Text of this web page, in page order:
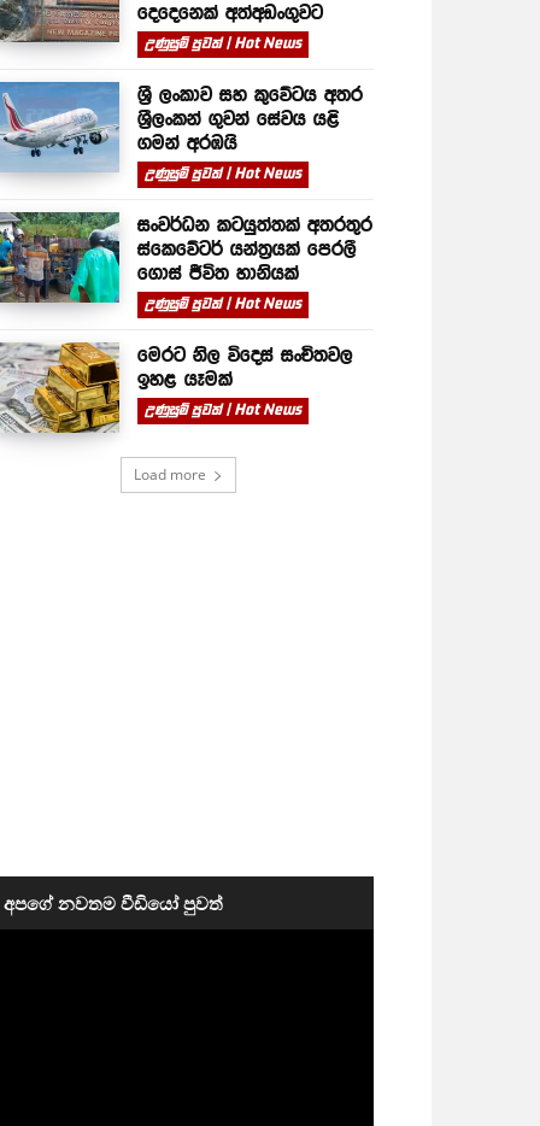
දෙදෙනෙක් අත්අඩංගුවට
උණුසුම් පුවත් | Hot News
ශ්‍රී ලංකාව සහ කුවේටය අතර
ශ්‍රීලංකන් ගුවන් සේවය යළි
ගමන් අරඹයි
උණුසුම් පුවත් | Hot News
සංවර්ධන කටයුත්තක් අතරතුර
ස්කෙවේටර් යන්ත්‍රයක් පෙරලී
ගොස් ජීවිත හානියක්
උණුසුම් පුවත් | Hot News
මෙරට නිල විදෙස් සංචිතවල
ඉහළ යෑමක්
උණුසුම් පුවත් | Hot News
Load more
අපගේ නවතම වීඩියෝ පුවත්